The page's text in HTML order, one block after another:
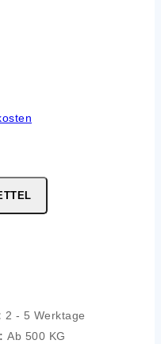
2 - 5 Werktage
Ab 500 KG